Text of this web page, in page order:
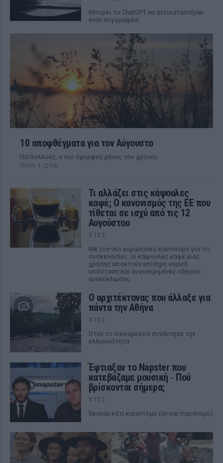
Mπορεί το ChatGPT να αντικαταστήσει
έναν συγγραφέα;
10 αποφθέγματα για τον Αύγουστο
Για πολλούς, ο πιο όμορφος μήνας του χρόνου
ΠΡΙΝ 1 ΏΡΑ
Τι αλλάζει στις κάψουλες
καφέ; Ο κανονισμός της ΕΕ που
τίθεται σε ισχύ από τις 12
Αυγούστου
ΧΤΕΣ
Με τον νέο ευρωπαϊκό κανονισμό για τις
συσκευασίες, οι κάψουλες καφέ μιας
χρήσης αποκτούν επίσημη νομική
υπόσταση και συγκεκριμένες οδηγίες
ανακύκλωσης.
Ο αρχιτέκτονας που άλλαξε για
πάντα την Αθήνα
ΧΤΕΣ
Όταν το οικουμενικό συνάντησε την
ελληνικότητα
Έφτιαξαν το Napster που
κατεβάζαμε μουσική ‑ Πού
βρίσκονται σήμερα;
ΧΤΕΣ
Έκαναν κάτι καινοτόμο (αν και παράνομο)